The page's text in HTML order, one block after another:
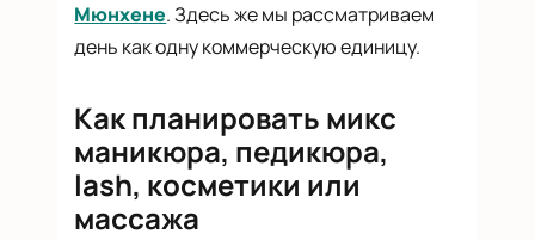
Мюнхене. Здесь же мы рассматриваем
день как одну коммерческую единицу.
Как планировать микс
маникюра, педикюра,
lash, косметики или
массажа